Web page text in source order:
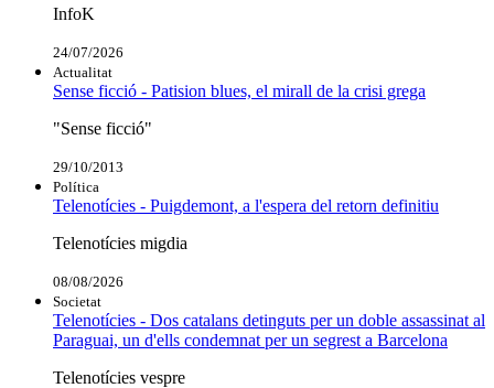
InfoK
24/07/2026
Actualitat
Sense ficció - Patision blues, el mirall de la crisi grega
"Sense ficció"
29/10/2013
Política
Telenotícies - Puigdemont, a l'espera del retorn definitiu
Telenotícies migdia
08/08/2026
Societat
Telenotícies - Dos catalans detinguts per un doble assassinat al
Paraguai, un d'ells condemnat per un segrest a Barcelona
Telenotícies vespre